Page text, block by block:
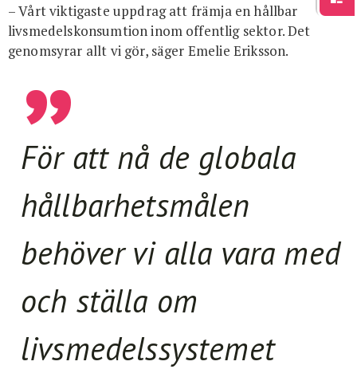
– Vårt viktigaste uppdrag att främja en hållbar
livsmedelskonsumtion inom offentlig sektor. Det
genomsyrar allt vi gör, säger Emelie Eriksson.
För att nå de globala
hållbarhetsmålen
behöver vi alla vara med
och ställa om
livsmedelssystemet